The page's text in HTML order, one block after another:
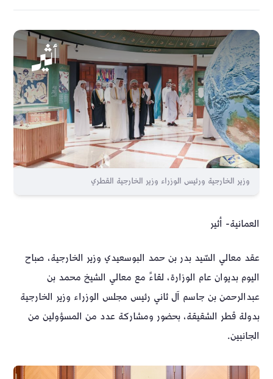
وزير الخارجية ورئيس الوزراء وزير الخارجية القطري
العمانية- أثير
عقد معالي السّيد بدر بن حمد البوسعيدي وزير الخارجية، صباح
اليوم بديوان عام الوزارة، لقاءً مع معالي الشيخ محمد بن
عبدالرحمن بن جاسم آل ثاني رئيس مجلس الوزراء وزير الخارجية
بدولة قطر الشقيقة، بحضور ومشاركة عدد من المسؤولين من
الجانبين.